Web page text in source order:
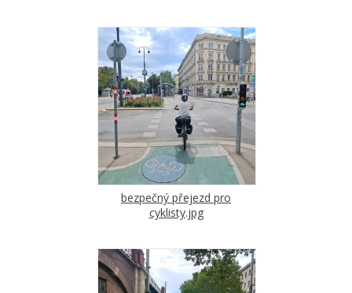
bezpečný přejezd pro
cyklisty.jpg